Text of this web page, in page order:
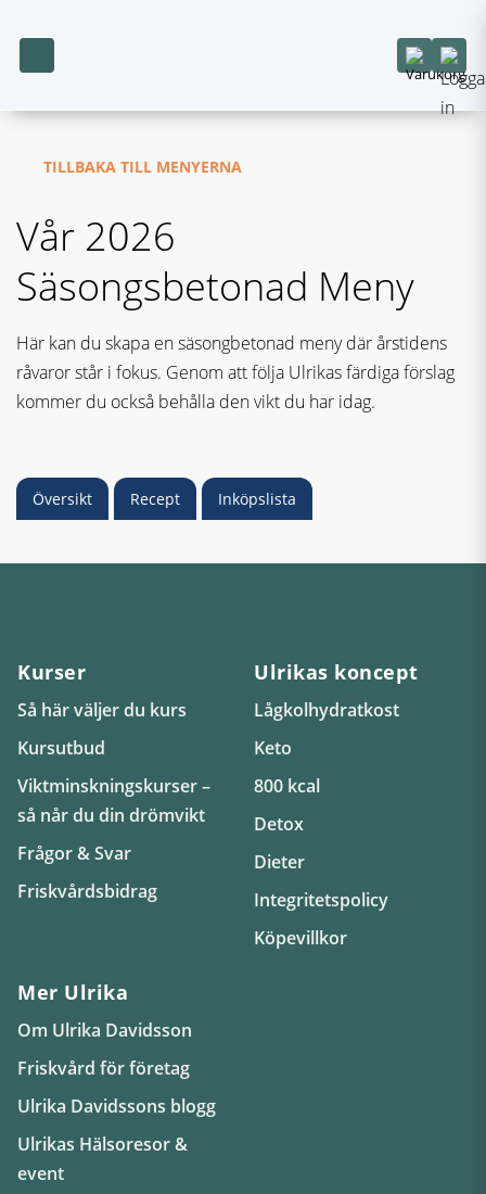
TILLBAKA TILL MENYERNA
Vår 2026
Säsongsbetonad Meny
Här kan du skapa en säsongbetonad meny där årstidens
råvaror står i fokus. Genom att följa Ulrikas färdiga förslag
kommer du också behålla den vikt du har idag.
Översikt Recept Inköpslista
Kurser
Så här väljer du kurs
Kursutbud
Viktminskningskurser –
så når du din drömvikt
Frågor & Svar
Friskvårdsbidrag
Ulrikas koncept
Lågkolhydratkost
Keto
800 kcal
Detox
Dieter
Integritetspolicy
Köpevillkor
Mer Ulrika
Om Ulrika Davidsson
Friskvård för företag
Ulrika Davidssons blogg
Ulrikas Hälsoresor &
event